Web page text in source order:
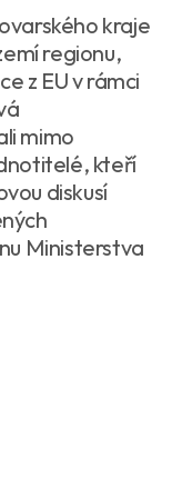
kraje
regionu,
z EU v rámci
mimo
kteří
diskusí
Ministerstva